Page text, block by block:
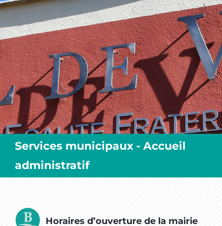
ÉDUCATION / JEUNESSE
VIE COMMUNALE
MES SORTIES / MES LOISIRS
Services municipaux - Accueil
administratif
Horaires d’ouverture de la mairie